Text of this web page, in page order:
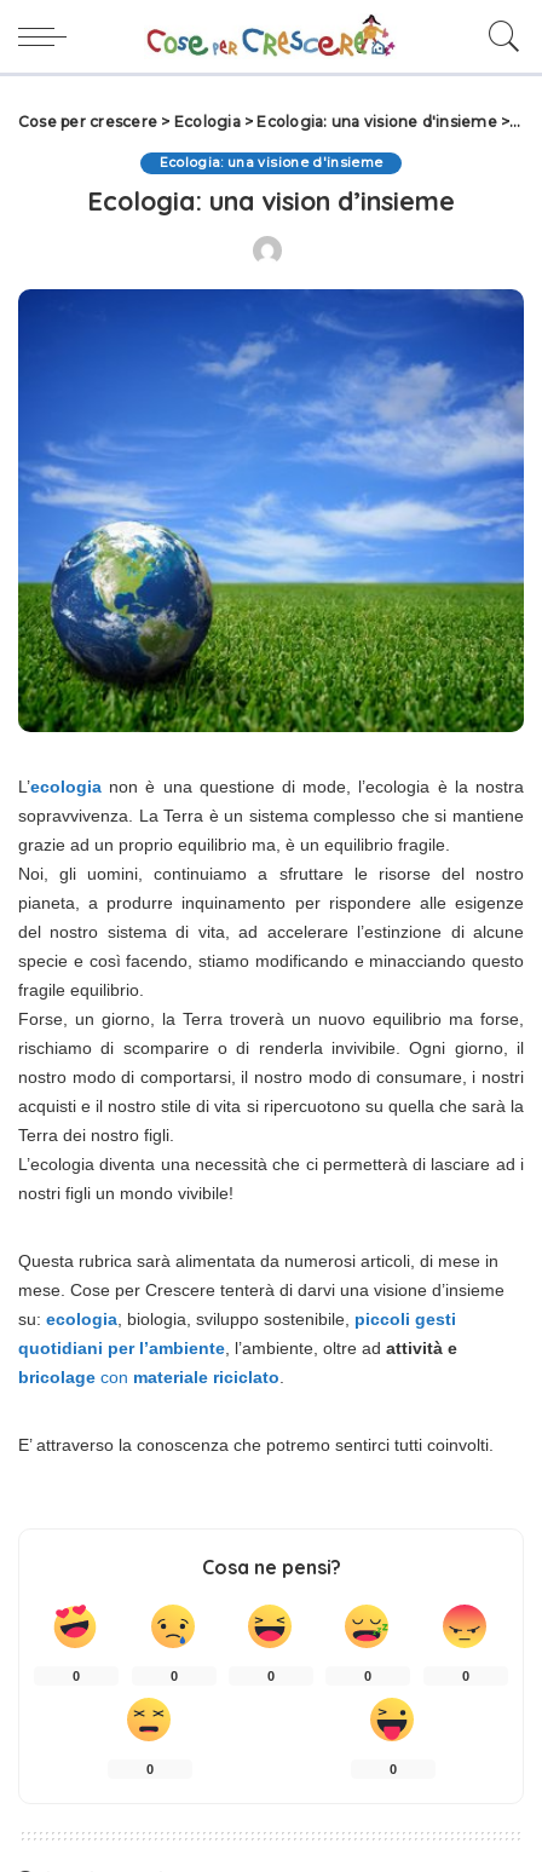
Cose per crescere > Ecologia> Ecologia: una visione d'insieme>
Ecologia: una visione d'insieme
Ecologia: una vision d’insieme
L’ecologia non è una questione di mode, l’ecologia è la nostra
sopravvivenza. La Terra è un sistema complesso che si mantiene
grazie ad un proprio equilibrio ma, è un equilibrio fragile.
Noi, gli uomini, continuiamo a sfruttare le risorse del nostro
pianeta, a produrre inquinamento per rispondere alle esigenze
del nostro sistema di vita, ad accelerare l’estinzione di alcune
specie e così facendo, stiamo modificando e minacciando questo
fragile equilibrio.
Forse, un giorno, la Terra troverà un nuovo equilibrio ma forse,
rischiamo di scomparire o di renderla invivibile. Ogni giorno, il
nostro modo di comportarsi, il nostro modo di consumare, i nostri
acquisti e il nostro stile di vita si ripercuotono su quella che sarà la
Terra dei nostro figli.
L’ecologia diventa una necessità che ci permetterà di lasciare ad i
nostri figli un mondo vivibile!
Questa rubrica sarà alimentata da numerosi articoli, di mese in
mese. Cose per Crescere tenterà di darvi una visione d’insieme
su: ecologia , biologia, sviluppo sostenibile, piccoli gesti
quotidiani per l’ambiente , l’ambiente, oltre ad attività e
bricolage con materiale riciclato
E’ attraverso la conoscenza che potremo sentirci tutti coinvolti.
Cosa ne pensi?
0 0 0 0 0
0 0